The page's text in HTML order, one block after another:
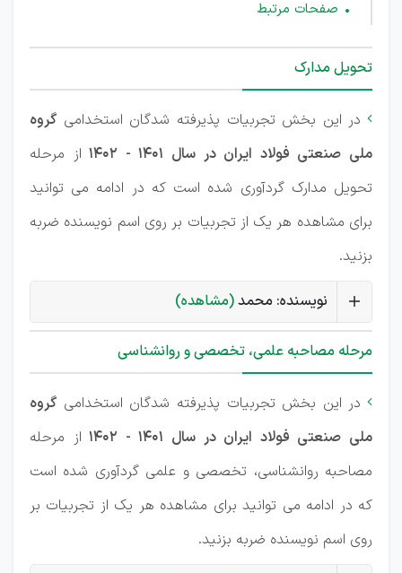
صفحات مرتبط
تحویل مدارک
 در این بخش تجربیات پذیرفته شدگان استخدامی گروه
ملی صنعتی فولاد ایران در سال 1401 - 1402
از مرحله
تحویل مدارک گردآوری شده است که در ادامه می توانید
برای مشاهده هر یک از تجربیات بر روی اسم نویسنده ضربه
بزنید.
نویسنده: محمد(مشاهده)
مرحله مصاحبه علمی، تخصصی و روانشناسی
 در این بخش تجربیات پذیرفته شدگان استخدامی گروه
ملی صنعتی فولاد ایران در سال 1401 - 1402
از مرحله
مصاحبه روانشناسی، تخصصی و علمی گردآوری شده است
که در ادامه می توانید برای مشاهده هر یک از تجربیات بر
روی اسم نویسنده ضربه بزنید.